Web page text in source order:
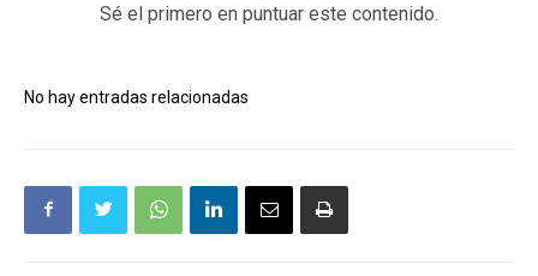
Sé el primero en puntuar este contenido.
No hay entradas relacionadas